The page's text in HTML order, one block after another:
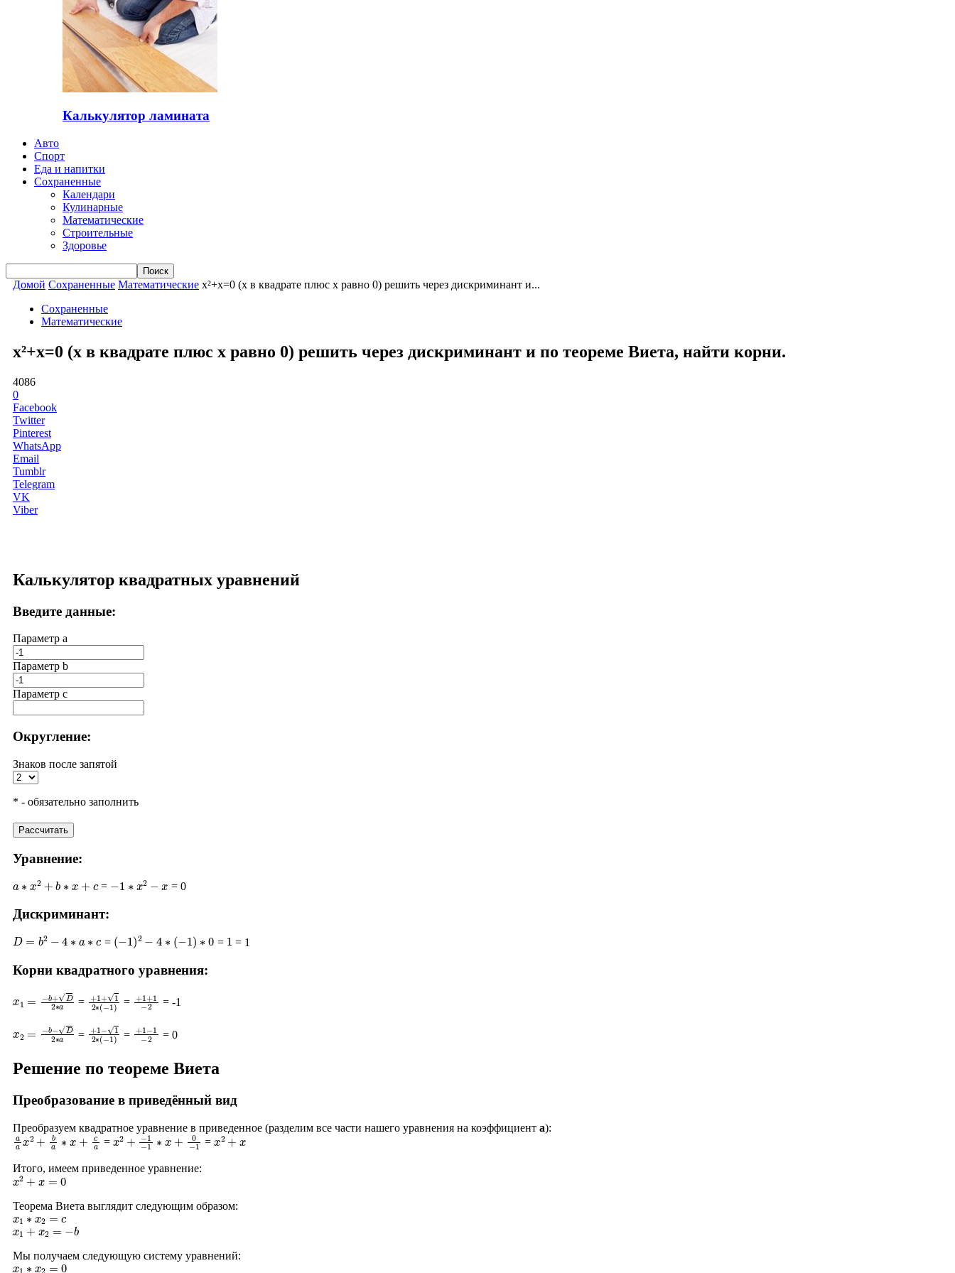
Калькулятор ламината
Авто
Спорт
Еда и напитки
Сохраненные
Календари
Кулинарные
Математические
Строительные
Здоровье
Домой Сохраненные Математические x²+x=0 (x в квадрате плюс x равно 0) решить через дискриминант и...
Сохраненные
Математические
x²+x=0 (x в квадрате плюс x равно 0) решить через дискриминант и по теореме Виета, найти корни.
4086
0
Facebook
Twitter
Pinterest
WhatsApp
Email
Tumblr
Telegram
VK
Viber
Калькулятор квадратных уравнений
Введите данные:
Параметр a
Параметр b
Параметр с
Округление:
Знаков после запятой
* - обязательно заполнить
Рассчитать
Уравнение:
2 b ∗ = 1 2− = 0
Дискриминант:
D= 2− a = (− 1 )2− ∗ −1 ∗ = 1 = 1
Корни квадратного уравнения:
+ D2∗ = + 1 + 12 − 1 )
= + 1 +1 = -1
b−D2∗ = +1−12 −1)
= +1−1 2
= 0
Решение по теореме Виета
Преобразование в приведённый вид
Преобразуем квадратное уравнение в приведенное (разделим все части нашего уравнения на коэффициент a):
aax2+ba∗x+ca = x2+
−1−1∗x+0−1 =x2+x
Итого, имеем приведенное уравнение:
x2+x= 0
Теорема Виета выглядит следующим образом:
x1∗x2= c
x1 + x2 =− b
Мы получаем следующую систему уравнений:
x1∗x2=0